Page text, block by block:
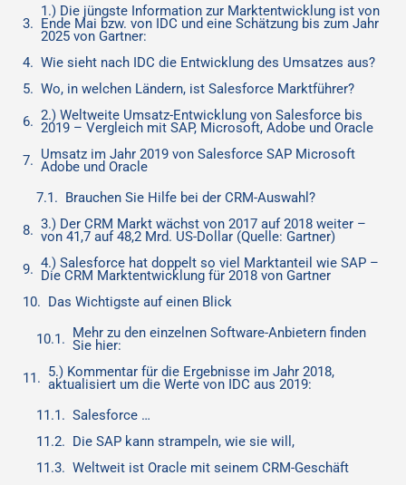
1.) Die jüngste Information zur Marktentwicklung ist von
Ende Mai bzw. von IDC und eine Schätzung bis zum Jahr
2025 von Gartner:
Wie sieht nach IDC die Entwicklung des Umsatzes aus?
Wo, in welchen Ländern, ist Salesforce Marktführer?
2.) Weltweite Umsatz-Entwicklung von Salesforce bis
2019 – Vergleich mit SAP, Microsoft, Adobe und Oracle
Umsatz im Jahr 2019 von Salesforce SAP Microsoft
Adobe und Oracle
Brauchen Sie Hilfe bei der CRM-Auswahl?
3.) Der CRM Markt wächst von 2017 auf 2018 weiter –
von 41,7 auf 48,2 Mrd. US-Dollar (Quelle: Gartner)
4.) Salesforce hat doppelt so viel Marktanteil wie SAP –
Die CRM Marktentwicklung für 2018 von Gartner
Das Wichtigste auf einen Blick
Mehr zu den einzelnen Software-Anbietern finden
Sie hier:
5.) Kommentar für die Ergebnisse im Jahr 2018,
aktualisiert um die Werte von IDC aus 2019:
Salesforce …
Die SAP kann strampeln, wie sie will,
Weltweit ist Oracle mit seinem CRM-Geschäft